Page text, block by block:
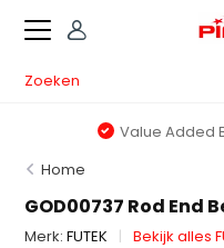
Value Added
Home
GOD00737 Rod End
Merk:FUTEK Bekijk alles